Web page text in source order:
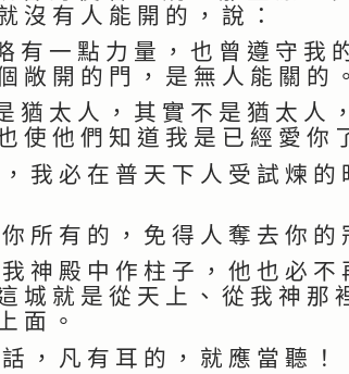
沒 有 人 能 開 的 ， 說 ：
有 一 點 力 量 ， 也 曾 遵 守 我
敞 開 的 門 ， 是 無 人 能 關 的 。
猶 太 人 ， 其 實 不 是 猶 太 人
使 他 們 知 道 我 是 已 經 愛 你
我 必 在 普 天 下 人 受 試 煉 的
所 有 的 ， 免 得 人 奪 去 你 的
神 殿 中 作 柱 子 ， 他 也 必 不
城 就 是 從 天 上 、 從 我 神 那
面 。
， 凡 有 耳 的 ， 就 應 當 聽 ！